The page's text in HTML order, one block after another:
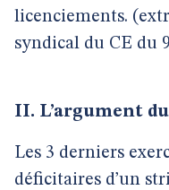
licenciements.
syndical du CE du
II. L’argument
Les 3 derniers
déficitaires d’un